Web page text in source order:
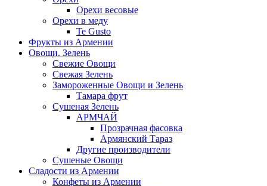
Орехи весовые
Орехи в меду
Te Gusto
Фрукты из Армении
Овощи. Зелень
Свежие Овощи
Свежая Зелень
Замороженные Овощи и Зелень
Тамара фрут
Сушеная Зелень
АРМЧАЙ
Прозрачная фасовка
Армянский Тараз
Другие производители
Сушеные Овощи
Сладости из Армении
Конфеты из Армении